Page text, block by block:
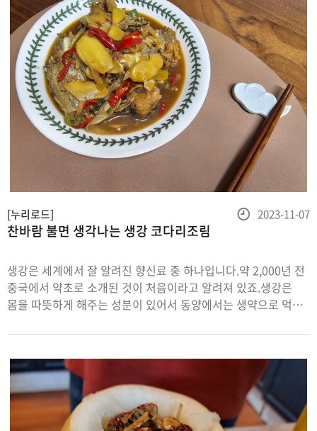
찬바람 불면 생각나는 생강 코다리조림
생강은 세계에서 잘 알려진 향신료 중 하나입니다.약 2,000년 전
중국에서 약초로 소개된 것이 처음이라고 알려져 있죠.생강은
몸을 따뜻하게 해주는 성분이 있어서 동양에서는 생약으로 먹는
생강의 독특한 향과 매운맛은 향신료로 이용하거나, 식욕증진과
함께 독성을 중
[누리로드]
등
2023-11-07